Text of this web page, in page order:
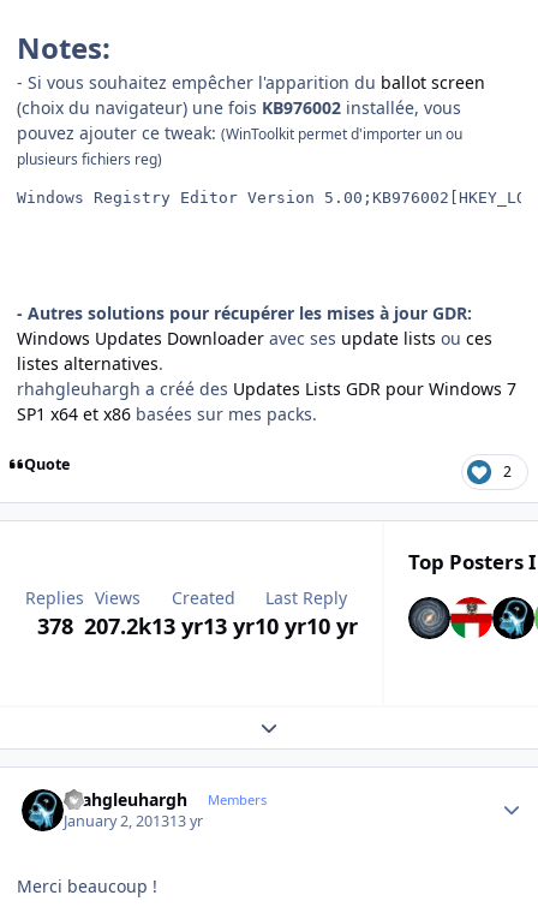
Notes:
- Si vous souhaitez empêcher l'apparition du ballot screen
(choix du navigateur) une fois KB976002 installée, vous
pouvez ajouter ce tweak: (WinToolkit permet d'importer un ou
plusieurs fichiers reg)
Windows Registry Editor Version
- Autres solutions pour récupérer les mises à jour GDR:
Windows Updates Downloader avec ses update lists ou ces
listes alternatives.
rhahgleuhargh a créé des Updates Lists GDR pour Windows 7
SP1 x64 et x86 basées sur mes packs.
Quote 2
Replies
378
Views
207.2k
Created
13 yr13 yr
Last Reply
10 yr10 yr
Top Posters
Expand topic overview
rhahgleuhargh Members
January 2, 201313 yr
Merci beaucoup !